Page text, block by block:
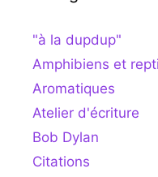
"à la dupdup"
Amphibiens et
Aromatiques
Atelier d'écriture
Bob Dylan
Citations